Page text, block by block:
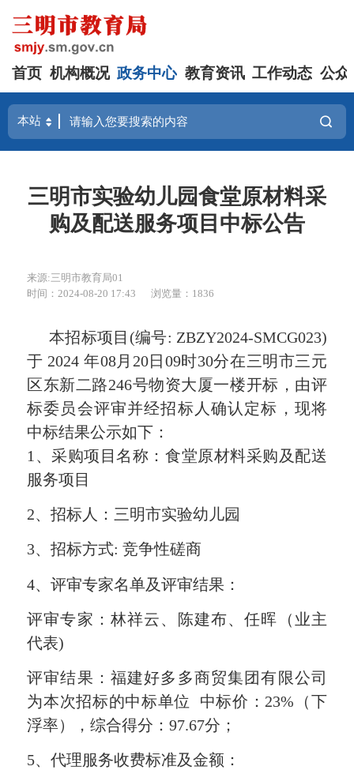
首页 机构概况 政务中心 教育资讯 工作动态 公众
三明市实验幼儿园食堂原材料采
购及配送服务项目中标公告
来源:三明市教育局01
时间：2024-08-20 17:43
浏览量：1836
本招标项目 (编号: ZBZY2024-SMCG023)
于 2024 年08月 20日 09时30分在三明市三元
区东新二路246号物资大厦一楼开标 ，由评
标委员会评审并经招标人确认定标，现将
中标结果公示如下：
1、采购项目名称： 食堂原材料采购及配送
服务项目
2、招标人： 三明市实验幼儿园
3、招标方式:竞争性磋商
4、评审专家名单及评审结果：
评审专家 ： 林祥云、陈建布、任晖（业主
代表)
评审结果： 福建好多多商贸集团有限公司
为本次招标的中标单位
中标价： 23%（下
浮率），综合得分：97.67分；
5、代理服务收费标准及金额：